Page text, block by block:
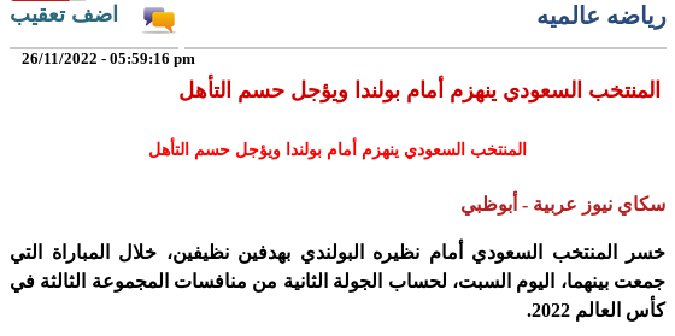
رياضه عالميه اضف تعقيب
26/11/2022 - 05:59:16 pm
المنتخب السعودي ينهزم أمام بولندا ويؤجل حسم التأهل
المنتخب السعودي ينهزم أمام بولندا ويؤجل حسم التأهل
سكاي نيوز عربية - أبوظبي
خسر المنتخب السعودي أمام نظيره البولندي بهدفين نظيفين، خلال المباراة التي
جمعت بينهما، اليوم السبت، لحساب الجولة الثانية من منافسات المجموعة الثالثة في
كأس العالم 2022.